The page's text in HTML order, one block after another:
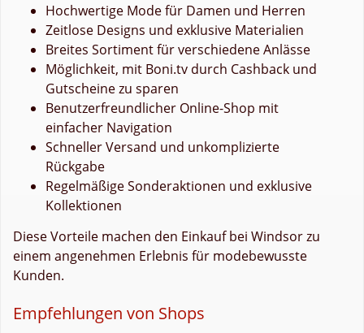
Hochwertige Mode für Damen und Herren
Zeitlose Designs und exklusive Materialien
Breites Sortiment für verschiedene Anlässe
Möglichkeit, mit Boni.tv durch Cashback und
Gutscheine zu sparen
Benutzerfreundlicher Online-Shop mit
einfacher Navigation
Schneller Versand und unkomplizierte
Rückgabe
Regelmäßige Sonderaktionen und exklusive
Kollektionen
Diese Vorteile machen den Einkauf bei Windsor zu
einem angenehmen Erlebnis für modebewusste
Kunden.
Empfehlungen von Shops